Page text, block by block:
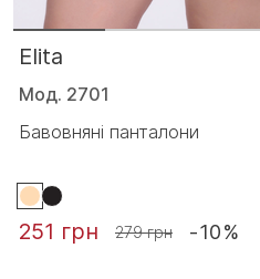
Elita
Мод. 2701
Бавовняні панталони
251 грн 279 грн -10%